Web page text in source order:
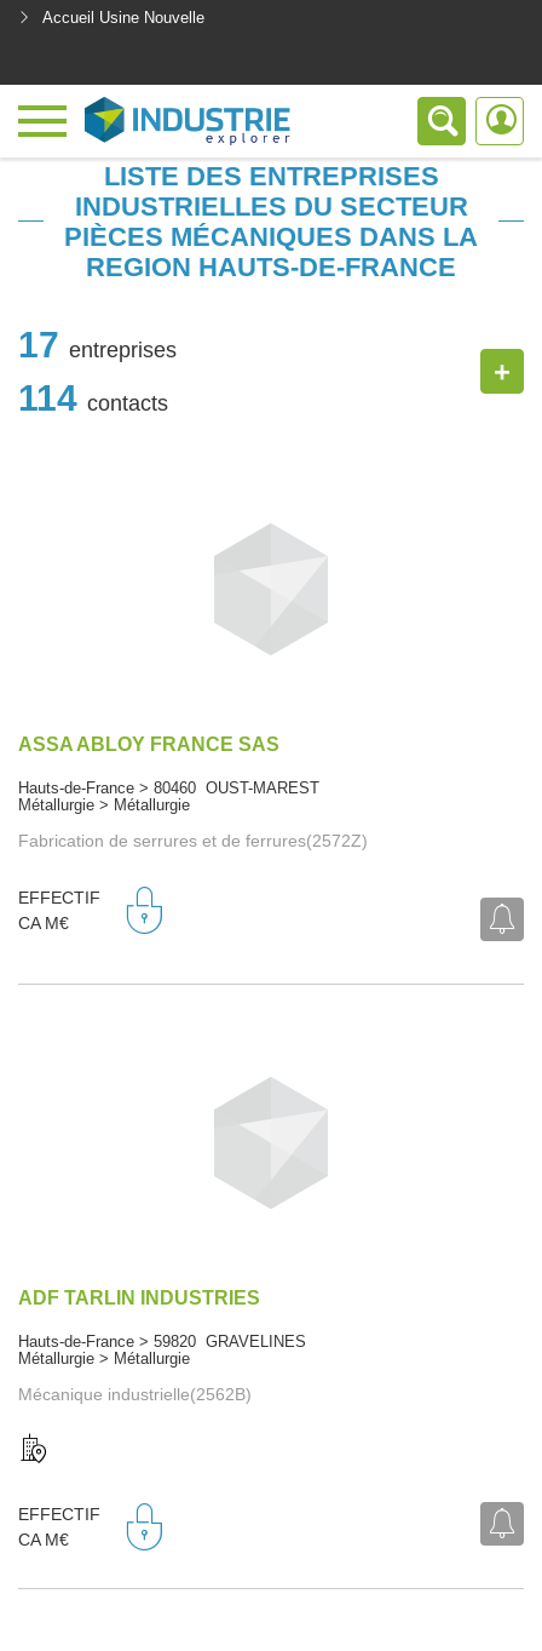
Accueil Usine Nouvelle
LISTE DES ENTREPRISES
INDUSTRIELLES DU SECTEUR
PIÈCES MÉCANIQUES DANS LA
REGION HAUTS-DE-FRANCE
17 entreprises
114 contacts
+
ASSA ABLOY FRANCE SAS
Hauts-de-France > 80460 OUST-MAREST
Métallurgie > Métallurgie
Fabrication de serrures et de ferrures(2572Z)
EFFECTIF
CA M€
ADF TARLIN INDUSTRIES
Hauts-de-France > 59820 GRAVELINES
Métallurgie > Métallurgie
Mécanique industrielle(2562B)
EFFECTIF
CA M€